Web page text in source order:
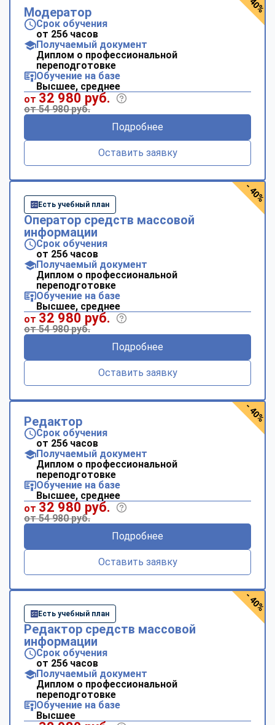
Модератор
Срок обучения
от 256 часов
Получаемый документ
Диплом о профессиональной
переподготовке
Обучение на базе
Высшее, среднее
от 32 980 руб.
от 54 980 руб.
Подробнее
Оставить заявку
Есть учебный план
Оператор средств массовой
информации
Срок обучения
от 256 часов
Получаемый документ
Диплом о профессиональной
переподготовке
Обучение на базе
Высшее, среднее
от 32 980 руб.
от 54 980 руб.
Подробнее
Оставить заявку
- 40%
Редактор
Срок обучения
от 256 часов
Получаемый документ
Диплом о профессиональной
переподготовке
Обучение на базе
Высшее, среднее
от 32 980 руб.
от 54 980 руб.
Подробнее
Оставить заявку
- 40%
Есть учебный план
Редактор средств массовой
информации
Срок обучения
от 256 часов
Получаемый документ
Диплом о профессиональной
переподготовке
Обучение на базе
Высшее
- 40%